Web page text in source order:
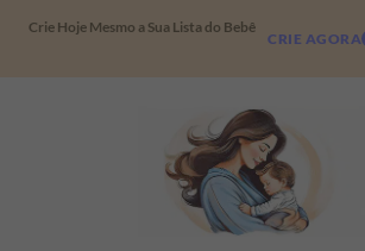
Crie Hoje Mesmo a Sua Lista do Bebê
CRIE AGORA